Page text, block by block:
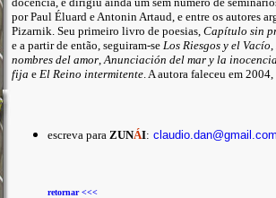
por Paul Éluard e Antonin Artaud, e entre os autores
Pizarnik. Seu primeiro livro de poesias, Capítulo sin
e a partir de então, seguiram-se Los Riesgos y el Vacío,
nombres del amor,Anunciación del mar y la
fija e El Reino intermitente. A autora faleceu em
escreva para ZUNÁI:
retornar <<<